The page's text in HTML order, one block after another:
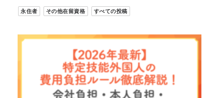
永住者 その他在留資格 すべての投稿